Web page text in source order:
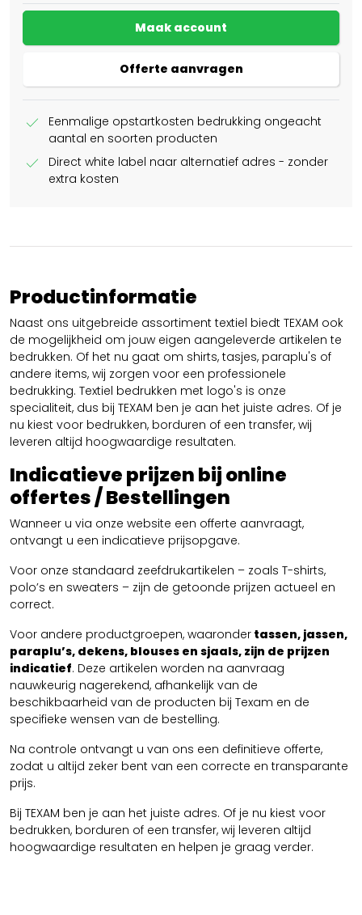
Maak account
Offerte aanvragen
check
Eenmalige opstartkosten bedrukking ongeacht
aantal en soorten producten
check
Direct white label naar alternatief adres - zonder
extra kosten
Productinformatie
Naast ons uitgebreide assortiment textiel biedt TEXAM ook
de mogelijkheid om jouw eigen aangeleverde artikelen te
bedrukken. Of het nu gaat om shirts, tasjes, paraplu's of
andere items, wij zorgen voor een professionele
bedrukking. Textiel bedrukken met logo's is onze
specialiteit, dus bij TEXAM ben je aan het juiste adres. Of je
nu kiest voor bedrukken, borduren of een transfer, wij
leveren altijd hoogwaardige resultaten.
Indicatieve prijzen bij online
offertes / Bestellingen
Wanneer u via onze website een offerte aanvraagt,
ontvangt u een indicatieve prijsopgave.
Voor onze standaard zeefdrukartikelen – zoals T-shirts,
polo’s en sweaters – zijn de getoonde prijzen actueel en
correct.
Voor andere productgroepen, waaronder tassen, jassen,
paraplu’s, dekens, blouses en sjaals, zijn de prijzen
indicatief. Deze artikelen worden na aanvraag
nauwkeurig nagerekend, afhankelijk van de
beschikbaarheid van de producten bij Texam en de
specifieke wensen van de bestelling.
Na controle ontvangt u van ons een definitieve offerte,
zodat u altijd zeker bent van een correcte en transparante
prijs.
Bij TEXAM ben je aan het juiste adres. Of je nu kiest voor
bedrukken, borduren of een transfer, wij leveren altijd
hoogwaardige resultaten en helpen je graag verder.